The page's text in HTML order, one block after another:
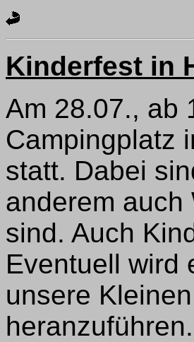
Kinderfest in
Am 28.07., ab
Campingplatz
statt. Dabei
anderem
sind. Auch
Eventuell wird
unsere
heranzuführen.